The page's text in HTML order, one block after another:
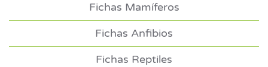
Fichas Mamíferos
Fichas Anfibios
Fichas Reptiles